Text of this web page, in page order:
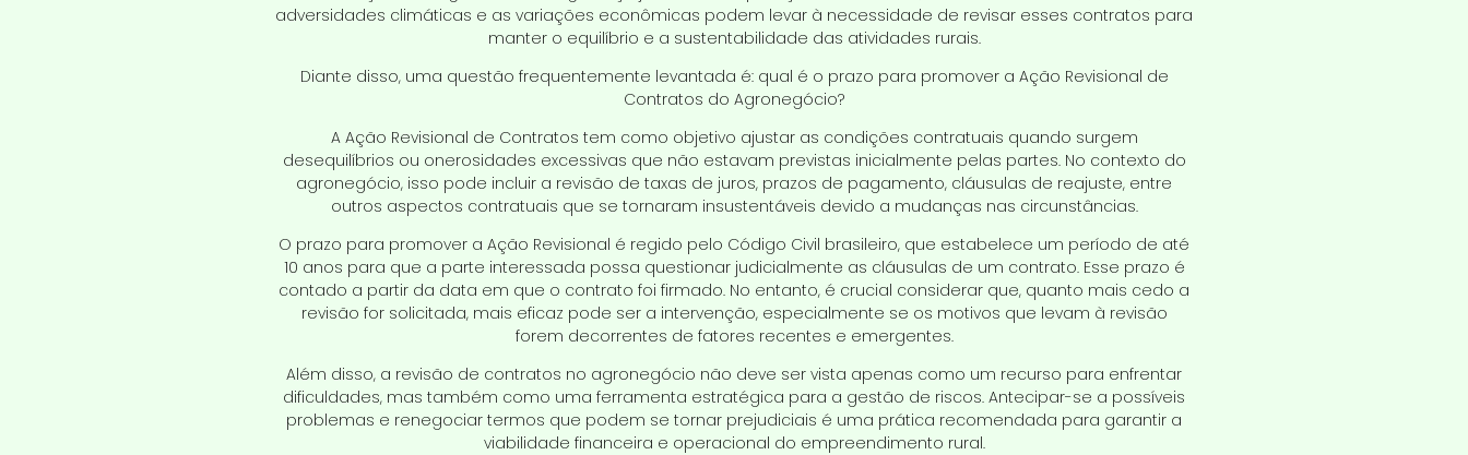
adversidades climáticas e as variações econômicas podem levar à necessidade de revisar esses contratos para
manter o equilíbrio e a sustentabilidade das atividades rurais.
Diante disso, uma questão frequentemente levantada é: qual é o prazo para promover a Ação Revisional de
Contratos do Agronegócio?
A Ação Revisional de Contratos tem como objetivo ajustar as condições contratuais quando surgem
desequilíbrios ou onerosidades excessivas que não estavam previstas inicialmente pelas partes. No contexto do
agronegócio, isso pode incluir a revisão de taxas de juros, prazos de pagamento, cláusulas de reajuste, entre
outros aspectos contratuais que se tornaram insustentáveis devido a mudanças nas circunstâncias.
O prazo para promover a Ação Revisional é regido pelo Código Civil brasileiro, que estabelece um período de até
10 anos para que a parte interessada possa questionar judicialmente as cláusulas de um contrato. Esse prazo é
contado a partir da data em que o contrato foi firmado. No entanto, é crucial considerar que, quanto mais cedo a
revisão for solicitada, mais eficaz pode ser a intervenção, especialmente se os motivos que levam à revisão
forem decorrentes de fatores recentes e emergentes.
Além disso, a revisão de contratos no agronegócio não deve ser vista apenas como um recurso para enfrentar
dificuldades, mas também como uma ferramenta estratégica para a gestão de riscos. Antecipar-se a possíveis
problemas e renegociar termos que podem se tornar prejudiciais é uma prática recomendada para garantir a
viabilidade financeira e operacional do empreendimento rural.